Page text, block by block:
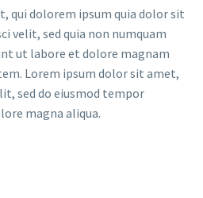
qui dolorem ipsum quia dolor sit
velit, sed quia non numquam
ut labore et dolore magnam
Lorem ipsum dolor sit amet,
sed do eiusmod tempor
magna aliqua.